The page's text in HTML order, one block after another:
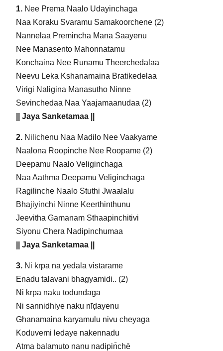
1.Nee Prema Naalo Udayinchaga
Naa Koraku Svaramu Samakoorchene (2)
Nannelaa Premincha Mana Saayenu
Nee Manasento Mahonnatamu
Konchaina Nee Runamu Theerchedalaa
Neevu Leka Kshanamaina Bratikedelaa
Virigi Naligina Manasutho Ninne
Sevinchedaa Naa Yaajamaanudaa (2)
|| Jaya Sanketamaa ||
2.Nilichenu Naa Madilo Nee Vaakyame
Naalona Roopinche Nee Roopame (2)
Deepamu Naalo Veliginchaga
Naa Aathma Deepamu Veliginchaga
Ragilinche Naalo Stuthi Jwaalalu
Bhajiyinchi Ninne Keerthinthunu
Jeevitha Gamanam Sthaapinchitivi
Siyonu Chera Nadipinchumaa
|| Jaya Sanketamaa ||
3. Ni krpa na yedala vistarame
Enadu talavani bhagyamidi.. (2)
Ni krpa naku todundaga
Ni sannidhiye naku nīḍayenu
Ghanamaina karyamulu nivu cheyaga
Koduvemi ledaye nakennadu
Atma balamuto nanu nadipin̄chē